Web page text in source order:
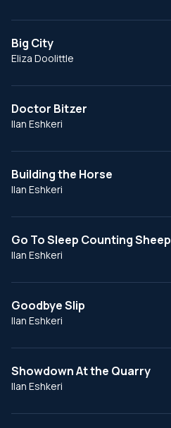
Big City
Eliza Doolittle
Doctor Bitzer
Ilan Eshkeri
Building the Horse
Ilan Eshkeri
Go To Sleep Counting Sheep
Ilan Eshkeri
Goodbye Slip
Ilan Eshkeri
Showdown At the Quarry
Ilan Eshkeri